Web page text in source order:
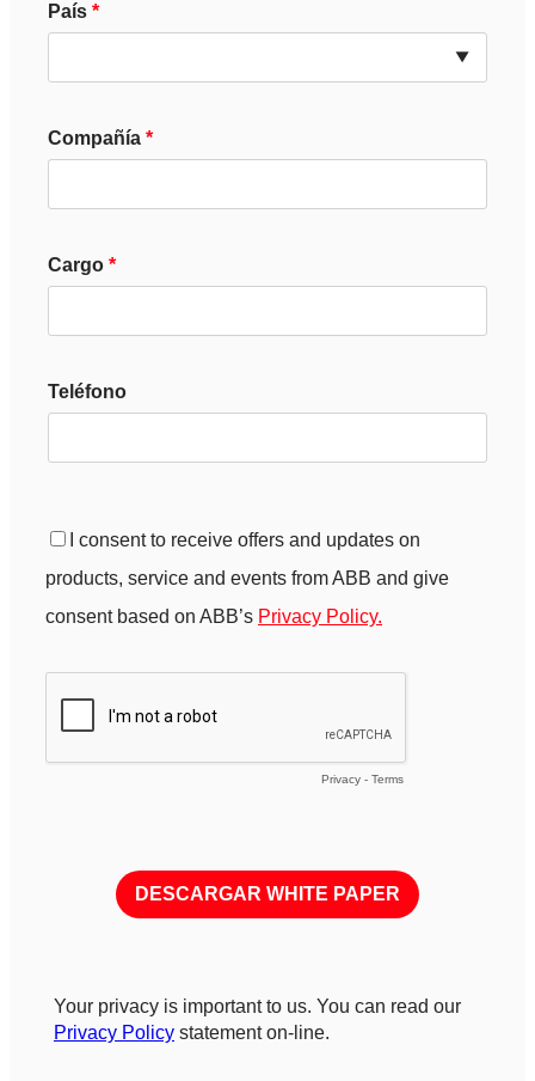
País
Compañía
Cargo
Teléfono
I consent to receive offers and updates on
products, service and events from ABB and give
consent based on ABB’s Privacy Policy.
Privacy - Terms
Your privacy is important to us. You can read our
Privacy Policy statement on-line.